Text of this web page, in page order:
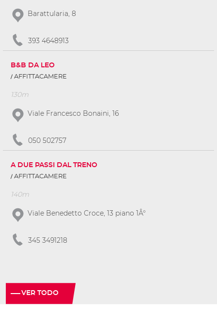
Barattularia, 8
393 4648913
B&B DA LEO
AFFITTACAMERE
130m
Viale Francesco Bonaini, 16
050 502757
A DUE PASSI DAL TRENO
AFFITTACAMERE
140m
Viale Benedetto Croce, 13 piano 1Â°
345 3491218
VER TODO